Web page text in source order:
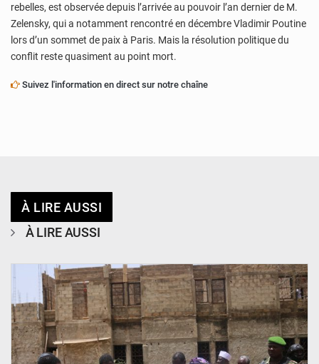
rebelles, est observée depuis l’arrivée au pouvoir l’an dernier de M.
Zelensky, qui a notamment rencontré en décembre Vladimir Poutine
lors d’un sommet de paix à Paris. Mais la résolution politique du
conflit reste quasiment au point mort.
Suivez l'information en direct sur notre chaîne
À LIRE AUSSI
À LIRE AUSSI